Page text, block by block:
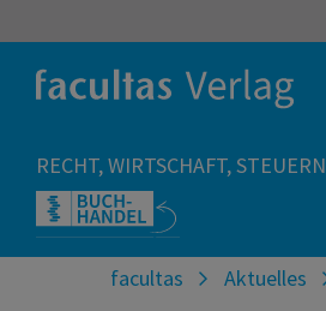
RECHT, WIRTSCHAFT, STEUERN
facultas Aktuelles